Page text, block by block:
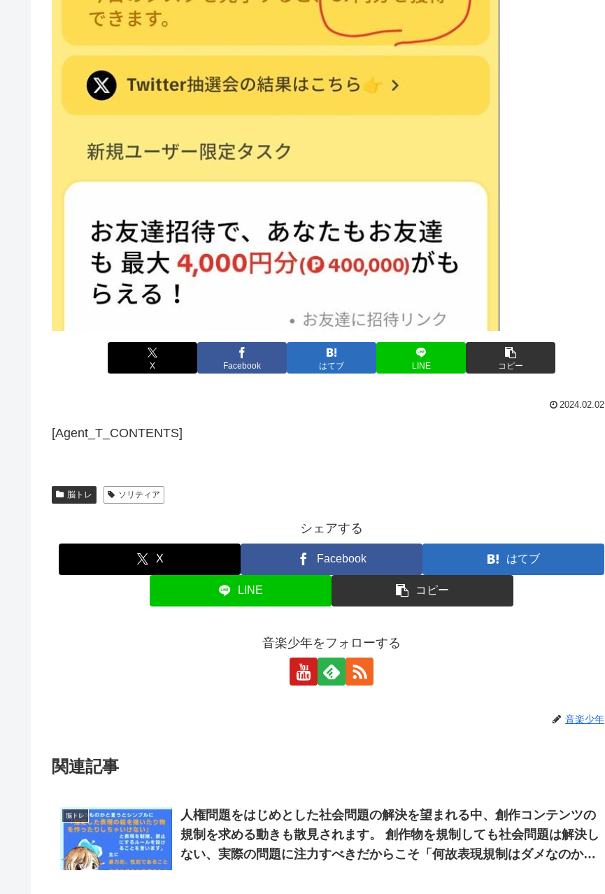
X Facebook はてブ LINE コピー
2024.02.02
[Agent_T_CONTENTS]
脳トレ ソリティア
シェアする
X Facebook はてブ
LINE コピー
音楽少年をフォローする
音楽少年
関連記事
脳トレ
人権問題をはじめとした社会問題の解決を望まれる中、創作コンテンツの
規制を求める動きも散見されます。 創作物を規制しても社会問題は解決し
ない、実際の問題に注力すべきだからこそ「何故表現規制はダメなのか」